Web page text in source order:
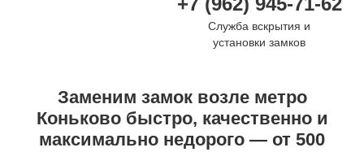
Служба вскрытия и
установки замков
Заменим замок возле метро
Коньково быстро, качественно и
максимально недорого — от 500